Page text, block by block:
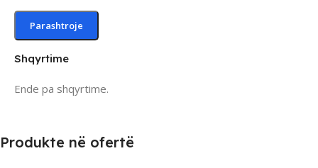
Shqyrtime
Ende pa shqyrtime.
Produkte në ofertë